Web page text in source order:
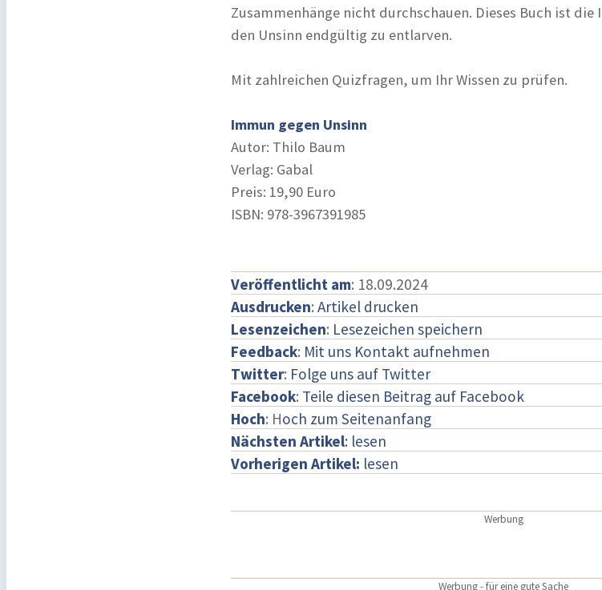
Zusammenhänge nicht durchschauen. Dieses Buch ist
den Unsinn endgültig zu entlarven.
Mit zahlreichen Quizfragen, um Ihr Wissen zu prüfen.
Immun gegen Unsinn
Autor: Thilo Baum
Verlag: Gabal
Preis: 19,90 Euro
ISBN: ‎978-3967391985
Veröffentlicht am: 18.09.2024
Ausdrucken: Artikel drucken
Lesenzeichen: Lesezeichen speichern
Feedback: Mit uns Kontakt aufnehmen
Twitter: Folge uns auf Twitter
Facebook: Teile diesen Beitrag auf Facebook
Hoch: Hoch zum Seitenanfang
Nächsten Artikel: lesen
Vorherigen Artikel: lesen
Werbung
Werbung - für eine gute Sache